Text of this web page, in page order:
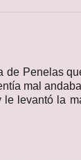
de Penelas
mal
levantó la